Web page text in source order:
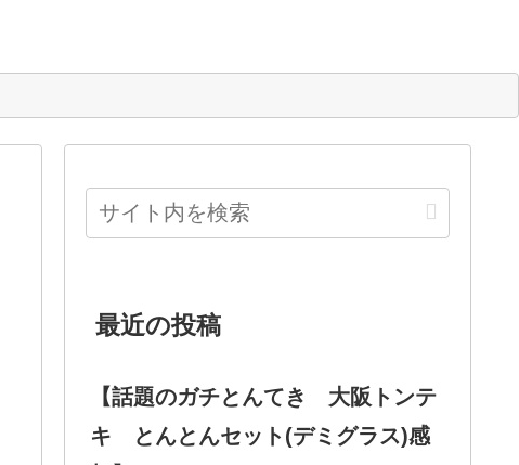
最近の投稿
【話題のガチとんてき 大阪トンテ
キ とんとんセット(デミグラス)感